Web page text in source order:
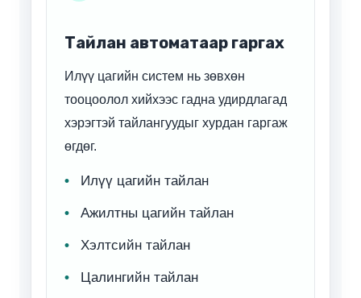
Тайлан автоматаар гаргах
Илүү цагийн систем нь зөвхөн
тооцоолол хийхээс гадна удирдлагад
хэрэгтэй тайлангуудыг хурдан гаргаж
өгдөг.
Илүү цагийн тайлан
Ажилтны цагийн тайлан
Хэлтсийн тайлан
Цалингийн тайлан